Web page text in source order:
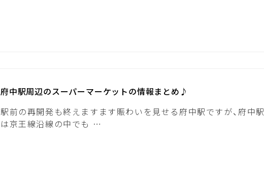
府中駅周辺のスーパーマーケットの情報まとめ♪
駅前の再開発も終えますます賑わいを見せる府中駅ですが、府中駅
は京王線沿線の中でも …